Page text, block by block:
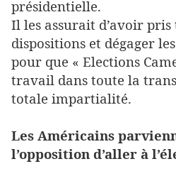
présidentielle.
Il les assurait d’avoir pris
dispositions et dégager
pour que « Elections
travail dans toute la
totale impartialité.
Les Américains
l’opposition d’aller à